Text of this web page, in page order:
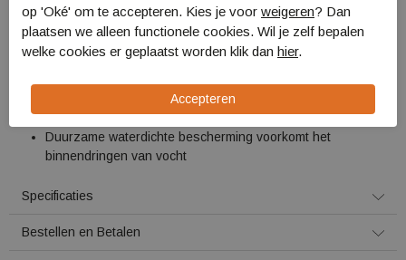
Grootste pluspunten
Gemiddeld geïsoleerd voor koele tot veranderende
omstandigheden
de voeten warm en droog te houden, zelfs bij onverwachte
weersveranderingen
Duurzame waterdichte bescherming voorkomt het
binnendringen van vocht
Specificaties
Bestellen en Betalen
op 'Oké' om te accepteren. Kies je voor weigeren? Dan
plaatsen we alleen functionele cookies. Wil je zelf bepalen
welke cookies er geplaatst worden klik dan hier.